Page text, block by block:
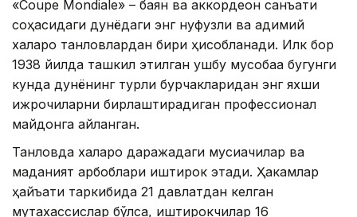
«Coupe Mondiale» – баян ва аккордеон санъати
соҳасидаги дунёдаги энг нуфузли ва қадимий
халқаро танловлардан бири ҳисобланади. Илк бор
1938 йилда ташкил этилган ушбу мусобақа бугунги
кунда дунёнинг турли бурчакларидан энг яхши
ижрочиларни бирлаштирадиган профессионал
майдонга айланган.
Танловда халқаро даражадаги мусиқачилар ва
маданият арбоблари иштирок этади. Ҳакамлар
ҳайъати таркибида 21 давлатдан келган
мутахассислар бўлса, иштирокчилар 16